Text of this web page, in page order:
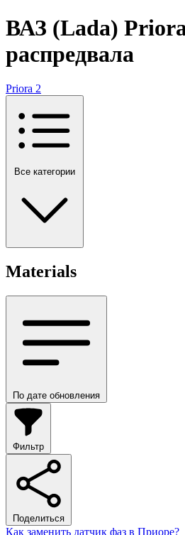
ВАЗ (Lada)
распредвала
Priora 2
Все категории
Materials
По дате обновления
Фильтр
Поделиться
Как заменить датчик фаз в Приоре?